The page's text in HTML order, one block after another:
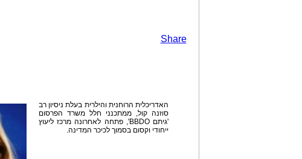
Share
האדריכלית הרוחנית והילרית בעלת ניסיון רב
סוזנה קול, ממתכנני חלל משרד הפרסום
'גיתם BBDO', פתחה לאחרונה מרכז ליעוץ
ייחודי וקסום בסמוך לכיכר המדינה.